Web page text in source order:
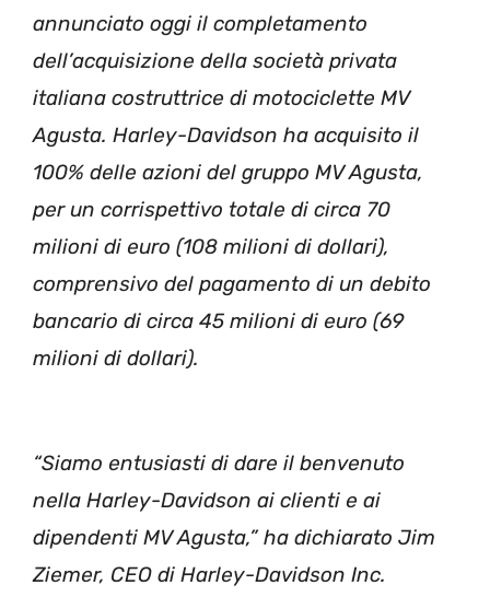
annunciato oggi il completamento
dell’acquisizione della società privata
italiana costruttrice di motociclette MV
Agusta. Harley-Davidson ha acquisito il
100% delle azioni del gruppo MV Agusta,
per un corrispettivo totale di circa 70
milioni di euro (108 milioni di dollari),
comprensivo del pagamento di un debito
bancario di circa 45 milioni di euro (69
milioni di dollari).
“Siamo entusiasti di dare il benvenuto
nella Harley-Davidson ai clienti e ai
dipendenti MV Agusta,” ha dichiarato Jim
Ziemer, CEO di Harley-Davidson Inc.